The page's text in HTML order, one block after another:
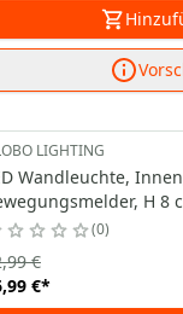
LIGHTING
Wandleuchte,
H 8
0
€*
€